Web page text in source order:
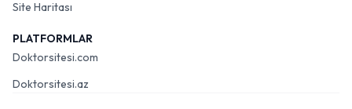
Site Haritası
PLATFORMLAR
Doktorsitesi.com
Doktorsitesi.az